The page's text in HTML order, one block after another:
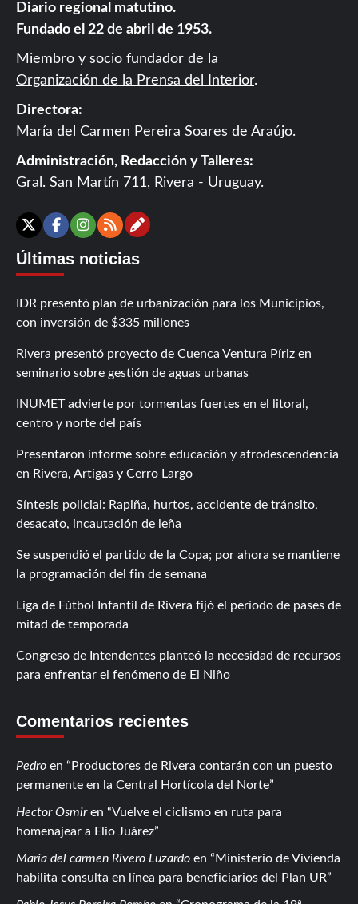
Diario regional matutino.
Fundado el 22 de abril de 1953.
Miembro y socio fundador de la
Organización de la Prensa del Interior.
Directora:
María del Carmen Pereira Soares de Araújo.
Administración, Redacción y Talleres:
Gral. San Martín 711, Rivera - Uruguay.
X Facebook
Instagram
RSSContáctanos
Últimas noticias
IDR presentó plan de urbanización para los Municipios,
con inversión de $335 millones
Rivera presentó proyecto de Cuenca Ventura Píriz en
seminario sobre gestión de aguas urbanas
INUMET advierte por tormentas fuertes en el litoral,
centro y norte del país
Presentaron informe sobre educación y afrodescendencia
en Rivera, Artigas y Cerro Largo
Síntesis policial: Rapiña, hurtos, accidente de tránsito,
desacato, incautación de leña
Se suspendió el partido de la Copa; por ahora se mantiene
la programación del fin de semana
Liga de Fútbol Infantil de Rivera fijó el período de pases de
mitad de temporada
Congreso de Intendentes planteó la necesidad de recursos
para enfrentar el fenómeno de El Niño
Comentarios recientes
Pedro en
Productores de Rivera contarán con un puesto
permanente en la Central Hortícola del Norte
Hector Osmiren
Vuelve el ciclismo en ruta para
homenajear a Elio Juárez
Maria del carmen Rivero Luzardo en
Ministerio de Vivienda
habilita consulta en línea para beneficiarios del Plan UR